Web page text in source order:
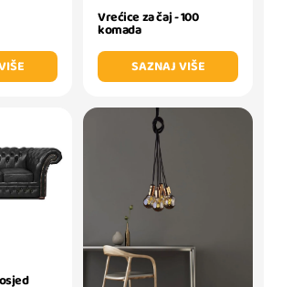
Vrećice za čaj - 100
komada
SAZNAJ VIŠE